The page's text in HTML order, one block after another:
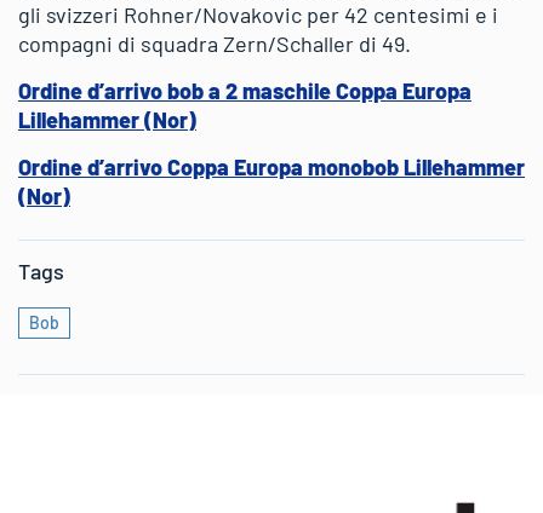
gli svizzeri Rohner/Novakovic per 42 centesimi e i
compagni di squadra Zern/Schaller di 49.
Ordine d’arrivo bob a 2 maschile Coppa Europa
Lillehammer (Nor)
Ordine d’arrivo Coppa Europa monobob Lillehammer
(Nor)
Tags
Bob